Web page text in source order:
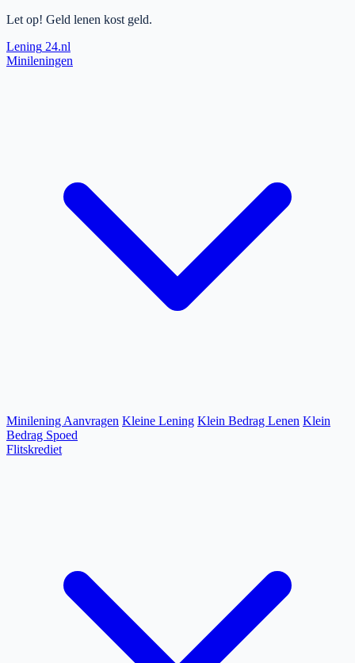
Let op! Geld lenen kost geld.
Lening 24.nl
Minileningen
Minilening Aanvragen Kleine Lening Klein Bedrag Lenen Klein
Bedrag Spoed
Flitskrediet